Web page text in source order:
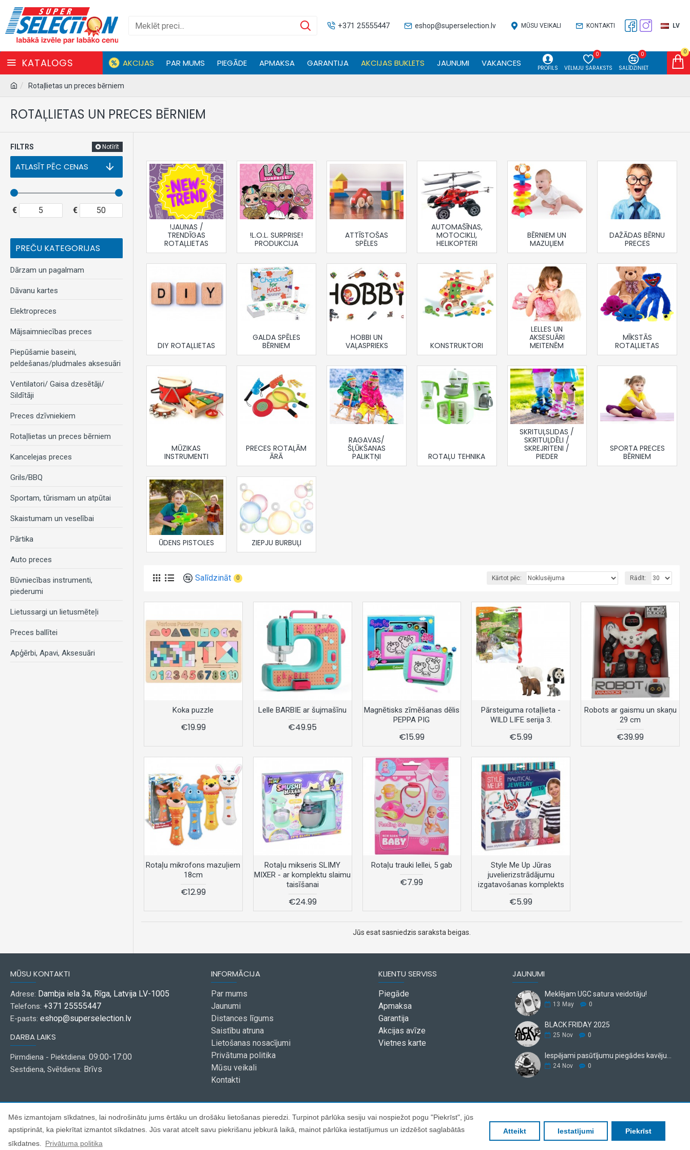
Mēs izmantojam sīkdatnes, lai nodrošinātu jums ērtāku un drošāku lietošanas pieredzi. Turpinot pārlūka sesiju vai nospiežot pogu "Piekrīst", jūs
apstiprināt, ka piekrītat izmantot sīkdatnes. Jūs varat atcelt savu piekrišanu jebkurā laikā, mainot pārlūka iestatījumus un izdzēšot saglabātās
sīkdatnes. Privātuma politika
Atteikt Iestatījumi Piekrīst
LV
+371 25555447 eshop@superselection.lv MŪSU VEIKALI KONTAKTI
KATALOGS AKCIJAS PAR MUMS PIEGĀDE APMAKSA GARANTIJA AKCIJAS BUKLETS JAUNUMI VAKANCES PROFILS VĒLMJU SARAKSTS
0
SALĪDZINIET
0 0
Rotaļlietas un preces bērniem
ROTAĻLIETAS UN PRECES BĒRNIEM
FILTRS Notīrīt
ATLASĪT PĒC CENAS
€ €
PREČU KATEGORIJAS
Dārzam un pagalmam
Dāvanu kartes
Elektropreces
Mājsaimniecības preces
Piepūšamie baseini,
peldešanas/pludmales aksesuāri
Ventilatori/ Gaisa dzesētāji/
Sildītāji
Preces dzīvniekiem
Rotaļlietas un preces bērniem
Kancelejas preces
Grils/BBQ
Sportam, tūrismam un atpūtai
Skaistumam un veselībai
Pārtika
Auto preces
Būvniecības instrumenti,
piederumi
Lietussargi un lietusmēteļi
Preces ballītei
Apģērbi, Apavi, Aksesuāri
!JAUNAS /
TRENDĪGAS
ROTAĻLIETAS
!L.O.L. SURPRISE!
PRODUKCIJA
ATTĪSTOŠAS
SPĒLES
AUTOMAŠĪNAS,
MOTOCIKLI,
HELIKOPTERI
BĒRNIEM UN
MAZUĻIEM
DAŽĀDAS BĒRNU
PRECES
DIY ROTAĻLIETAS
GALDA SPĒLES
BĒRNIEM
HOBBI UN
VAĻASPRIEKS
KONSTRUKTORI
LELLES UN
AKSESUĀRI
MEITENĒM
MĪKSTĀS
ROTAĻLIETAS
MŪZIKAS
INSTRUMENTI
PRECES ROTAĻĀM
ĀRĀ
RAGAVAS/
ŠĻŪKŠANAS
PALIKTŅI
ROTAĻU TEHNIKA
SKRITUĻSLIDAS /
SKRITUĻDĒLI /
SKREJRITENI /
PIEDER
SPORTA PRECES
BĒRNIEM
ŪDENS PISTOLES ZIEPJU BURBUĻI
Salīdzināt 0 Kārtot pēc: Rādīt:
Koka puzzle
€19.99
Lelle BARBIE ar šujmašīnu
€49.95
Magnētisks zīmēšanas dēlis
PEPPA PIG
€15.99
Pārsteiguma rotaļlieta -
WILD LIFE serija 3.
€5.99
Robots ar gaismu un skaņu
29 cm
€39.99
Rotaļu mikrofons mazuļiem
18cm
€12.99
Rotaļu mikseris SLIMY
MIXER - ar komplektu slaimu
taisīšanai
€24.99
Rotaļu trauki lellei, 5 gab
€7.99
Style Me Up Jūras
juvelierizstrādājumu
izgatavošanas komplekts
€5.99
Jūs esat sasniedzis saraksta beigas.
MŪSU KONTAKTI
Adrese: Dambja iela 3a, Rīga, Latvija LV-1005
Telefons: +371 25555447
E-pasts: eshop@superselection.lv
DARBA LAIKS
Pirmdiena - Piektdiena: 09:00-17:00
Sestdiena, Svētdiena: Brīvs
INFORMĀCIJA
Par mums
Jaunumi
Distances līgums
Saistību atruna
Lietošanas nosacījumi
Privātuma politika
Mūsu veikali
Kontakti
KLIENTU SERVISS
Piegāde
Apmaksa
Garantija
Akcijas avīze
Vietnes karte
JAUNUMI
Meklējam UGC satura veidotāju!
13 May 0
BLACK FRIDAY 2025
25 Nov 0
24 Nov 0
Copyright © 2021, Super Selection, Visas tiesības aizsargātas